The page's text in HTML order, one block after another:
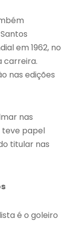
em 1962, no
carreira.
nas edições
nas
teve papel
titular nas
é o goleiro